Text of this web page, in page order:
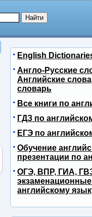
English
Англо-Русские
Английские
словарь
Все книги по
ГДЗ по
ЕГЭ по
Обучение
презентации по
ОГЭ, ВПР, ГИА,
английскому